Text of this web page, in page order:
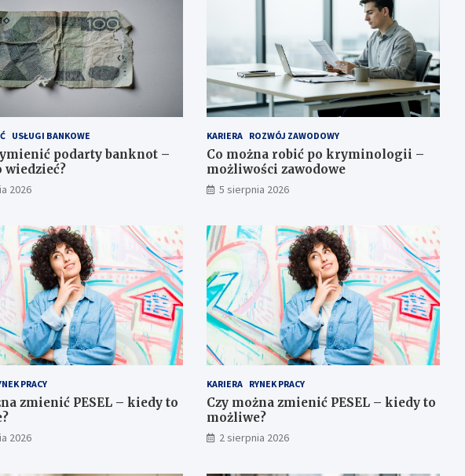
USŁUGI BANKOWE
podarty banknot –
wiedzieć?
2026
KARIERA ROZWÓJ ZAWODOWY
Co można robić po kryminologii –
możliwości zawodowe
5 sierpnia 2026
PRACY
zmienić PESEL – kiedy to
2026
KARIERA RYNEK PRACY
Czy można zmienić PESEL – kiedy to
możliwe?
2 sierpnia 2026